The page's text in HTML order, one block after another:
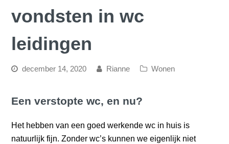
vondsten in wc
leidingen
december 14, 2020 Rianne Wonen
Een verstopte wc, en nu?
Het hebben van een goed werkende wc in huis is
natuurlijk fijn. Zonder wc’s kunnen we eigenlijk niet